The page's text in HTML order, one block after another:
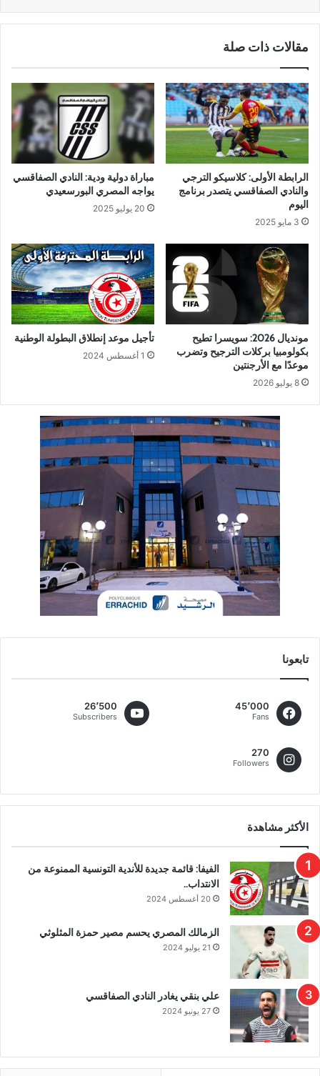
مقالات ذات صلة
الرابطة الأولى: كلاسيكو الترجي
والنادي الصفاقسي يتصدر برنامج
اليوم
3 مايو 2025
مباراة دولية ودية: النادي الصفاقسي
يواجه المصري البورسعيدي
20 يوليو 2025
مونديال 2026: سويسرا تطيح
بكولومبيا بركلات الترجيح وتضرب
موعدًا مع الأرجنتين
8 يوليو 2026
تأجيل موعد إنطلاق البطولة الوطنية
1 أغسطس 2024
تابعونا
45٬000
Fans
26٬500
Subscribers
270
Followers
الأكثر مشاهدة
الفيفا: قائمة جديدة للأندية التونسية الممنوعة من
الانتداب..
20 أغسطس 2024
الزمالك المصري يحسم مصير حمزة المثلوثي
21 يوليو 2024
علي بنقي يغادر النادي الصفاقسي
27 يونيو 2024